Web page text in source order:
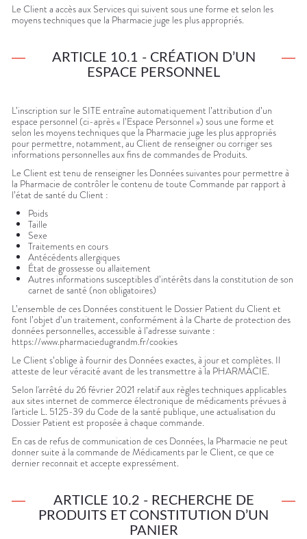
Le Client a accès aux Services qui suivent sous une forme et selon les
moyens techniques que la Pharmacie juge les plus appropriés.
ARTICLE 10.1 - CRÉATION D’UN
ESPACE PERSONNEL
L’inscription sur le SITE entraîne automatiquement l’attribution d’un
espace personnel (ci-après « l’Espace Personnel ») sous une forme et
selon les moyens techniques que la Pharmacie juge les plus appropriés
pour permettre, notamment, au Client de renseigner ou corriger ses
informations personnelles aux fins de commandes de Produits.
Le Client est tenu de renseigner les Données suivantes pour permettre à
la Pharmacie de contrôler le contenu de toute Commande par rapport à
l’état de santé du Client :
Poids
Taille
Sexe
Traitements en cours
Antécédents allergiques
État de grossesse ou allaitement
Autres informations susceptibles d’intérêts dans la constitution de son
carnet de santé (non obligatoires)
L’ensemble de ces Données constituent le Dossier Patient du Client et
font l’objet d’un traitement, conformément à la Charte de protection des
données personnelles, accessible à l’adresse suivante :
https://www.pharmaciedugrandm.fr/cookies
Le Client s’oblige à fournir des Données exactes, à jour et complètes. Il
atteste de leur véracité avant de les transmettre à la PHARMACIE.
Selon l'arrêté du 26 février 2021 relatif aux règles techniques applicables
aux sites internet de commerce électronique de médicaments prévues à
l'article L. 5125-39 du Code de la santé publique, une actualisation du
Dossier Patient est proposée à chaque commande.
En cas de refus de communication de ces Données, la Pharmacie ne peut
donner suite à la commande de Médicaments par le Client, ce que ce
dernier reconnait et accepte expressément.
ARTICLE 10.2 - RECHERCHE DE
PRODUITS ET CONSTITUTION D’UN
PANIER